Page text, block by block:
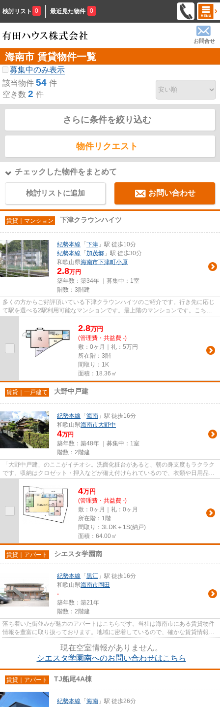
検討リスト 0 最近見た物件 0
お問合せ
海南市 賃貸物件一覧
募集中のみ表示
該当物件 54 件
空き数 2 件
さらに条件を絞り込む
物件リクエスト
チェックした物件をまとめて
検討リストに追加 お問い合わせ
賃貸｜マンション 下津クラウンハイツ
紀勢本線 「 下津 」駅 徒歩10分
紀勢本線 「 加茂郷 」駅 徒歩30分
和歌山県海南市下津町小原
2.8万円
築年数：築34年 ｜募集中： 1室
階数：3階建
多くの方からご好評頂いている下津クラウンハイツのご紹介です。行き先に応じ
て駅を選べる2駅利用可能なマンションです。最上階のマンションです。こちら
2.8万円
(管理費・共益費 -)
敷：0ヶ月｜礼：5万円
所在階：3階
間取り：1K
面積：18.36㎡
賃貸｜一戸建て 大野中戸建
紀勢本線 「 海南 」駅 徒歩16分
和歌山県海南市大野中
4万円
築年数：築48年 ｜募集中： 1室
階数：2階建
「大野中戸建」のここがイチオシ。洗面化粧台があると、朝の身支度もラクラク
です。収納はクロゼット・押入などが備え付けられているので、衣類や日用品の
4万円
(管理費・共益費 -)
敷：0ヶ月｜礼：0ヶ月
所在階：1階
間取り：3LDK＋1S(納戸)
面積：64.00㎡
賃貸｜アパート シエスタ学園南
紀勢本線 「 黒江 」駅 徒歩16分
和歌山県海南市岡田
-
築年数：築21年
階数：2階建
落ち着いた街並みが魅力のアパートはこちらです。当社は海南市にある賃貸物件
情報を豊富に取り扱っております。地域に密着しているので、確かな賃貸情報と
現在空室情報がありません。
シエスタ学園南へのお問い合わせはこちら
賃貸｜アパート TJ船尾4A棟
紀勢本線 「 海南 」駅 徒歩26分